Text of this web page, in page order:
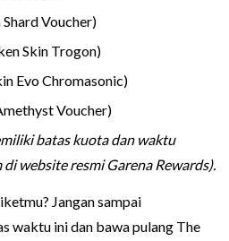
Shard Voucher)
Skin Trogon)
Evo Chromasonic)
Voucher)
batas kuota dan waktu
website resmi Garena Rewards).
Jangan sampai
waktu ini dan bawa pulang The